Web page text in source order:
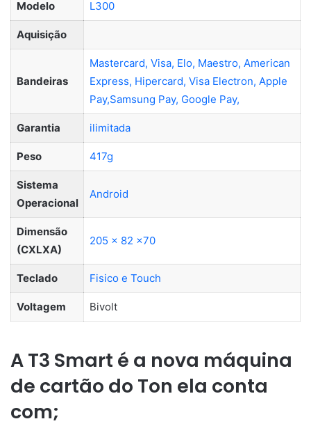
Modelo L300
Aquisição
Bandeiras
Mastercard, Visa, Elo, Maestro, American
Express, Hipercard, Visa Electron, Apple
Pay,Samsung Pay, Google Pay,
Garantia ilimitada
Peso 417g
Sistema
Operacional
Android
Dimensão
(CXLXA)
205 x 82 x70
Teclado Fisico e Touch
Voltagem Bivolt
A T3 Smart é a nova máquina
de cartão do Ton ela conta
com;